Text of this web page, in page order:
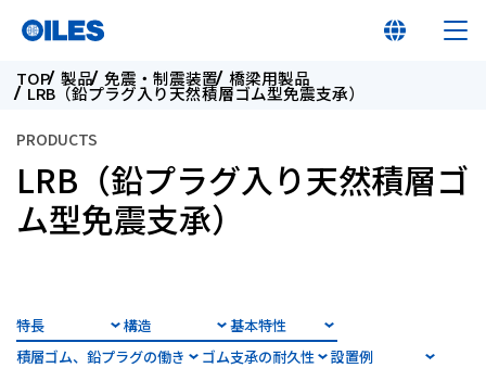
オイレス早わかり
製品
TOP 製品 免震・制震装置 橋梁用製品
LRB（鉛プラグ入り天然積層ゴム型免震支承）
PRODUCTS
LRB（鉛プラグ入り天然積層ゴ
ム型免震支承）
特長 構造
基本特性
積層ゴム、鉛プラグの働き
ゴム支承の耐久性
設置例